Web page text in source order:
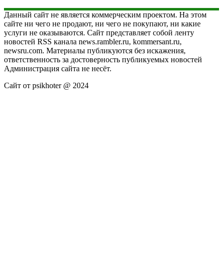
Данный сайт не является коммерческим проектом. На этом
сайте ни чего не продают, ни чего не покупают, ни какие
услуги не оказываются. Сайт представляет собой ленту
новостей RSS канала news.rambler.ru, kommersant.ru,
newsru.com. Материалы публикуются без искажения,
ответственность за достоверность публикуемых новостей
Администрация сайта не несёт.
Сайт от psikhoter @ 2024